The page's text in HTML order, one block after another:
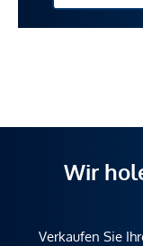
Wir
Verkaufen Sie